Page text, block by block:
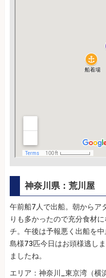
神奈川県：荒川屋
午前船7人で出船。朝からア
りも多かったので充分食材
チ。午後は予報悪く出船を
島様73匹今日はお頭様逃し
ましたね。
エリア：神奈川_東京湾（横